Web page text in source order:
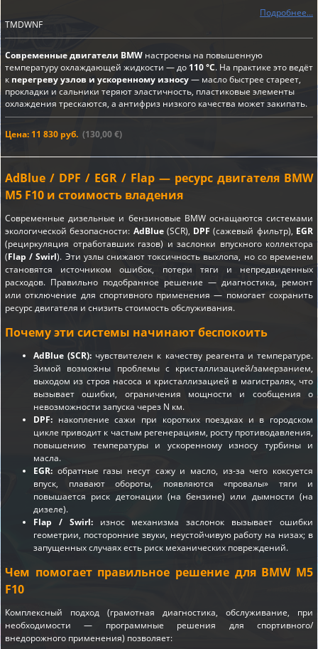
Подробнее...
TMDWNF
Современные двигатели BMW настроены на повышенную
температуру охлаждающей жидкости — до 110 °C. На практике это ведёт
к перегреву узлов и ускоренному износу— масло быстрее стареет,
прокладки и сальники теряют эластичность, пластиковые элементы
охлаждения трескаются, а антифриз низкого качества может закипать.
Цена: 11 830 руб. (130,00 €)
AdBlue / DPF / EGR / Flap — ресурс двигателя BMW
M5 F10 и стоимость владения
Современные дизельные и бензиновые BMW оснащаются системами
экологической безопасности: AdBlue(SCR), DPF (сажевый фильтр), EGR
(рециркуляция отработавших газов) и заслонки впускного коллектора
(Flap / Swirl). Эти узлы снижают токсичность выхлопа, но со временем
становятся источником ошибок, потери тяги и непредвиденных
расходов. Правильно подобранное решение — диагностика, ремонт
или отключение для спортивного применения — помогает сохранить
ресурс двигателя и снизить стоимость обслуживания.
Почему эти системы начинают беспокоить
AdBlue (SCR): чувствителен к качеству реагента и температуре.
Зимой возможны проблемы с кристаллизацией/замерзанием,
выходом из строя насоса и кристаллизацией в магистралях, что
вызывает ошибки, ограничения мощности и сообщения о
невозможности запуска через N км.
DPF: накопление сажи при коротких поездках и в городском
цикле приводит к частым регенерациям, росту противодавления,
повышению температуры и ускоренному износу турбины и
масла.
EGR: обратные газы несут сажу и масло, из-за чего коксуется
впуск, плавают обороты, появляются «провалы» тяги и
повышается риск детонации (на бензине) или дымности (на
дизеле).
Flap / Swirl:износ механизма заслонок вызывает ошибки
геометрии, посторонние звуки, неустойчивую работу на низах; в
запущенных случаях есть риск механических повреждений.
Чем помогает правильное решение для BMW M5
F10
Комплексный подход (грамотная диагностика, обслуживание, при
необходимости — программные решения для спортивного/
внедорожного применения) позволяет: